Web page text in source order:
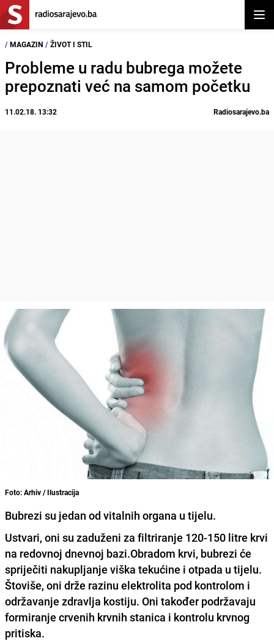
/ MAGAZIN / ŽIVOT I STIL
Probleme u radu bubrega možete
prepoznati već na samom početku
11.02.18. 13:32 Radiosarajevo.ba
Foto: Arhiv / Ilustracija
Bubrezi su jedan od vitalnih organa u tijelu.
Ustvari, oni su zaduženi za filtriranje 120-150 litre krvi
na redovnoj dnevnoj bazi.Obradom krvi, bubrezi će
spriječiti nakupljanje viška tekućine i otpada u tijelu.
Štoviše, oni drže razinu elektrolita pod kontrolom i
održavanje zdravlja kostiju. Oni također podržavaju
formiranje crvenih krvnih stanica i kontrolu krvnog
pritiska.